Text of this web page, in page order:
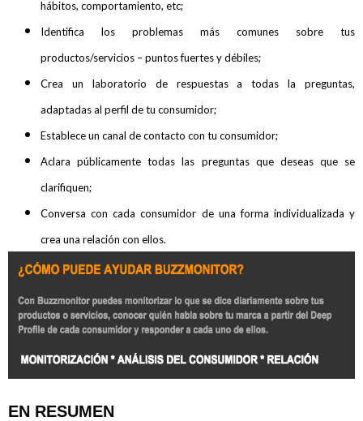
hábitos, comportamiento, etc;
Identifica los problemas más comunes sobre tus
productos/servicios – puntos fuertes y débiles;
Crea un laboratorio de respuestas a todas la preguntas,
adaptadas al perfil de tu consumidor;
Establece un canal de contacto con tu consumidor;
Aclara públicamente todas las preguntas que deseas que se
clarifiquen;
Conversa con cada consumidor de una forma individualizada y
crea una relación con ellos.
EN RESUMEN